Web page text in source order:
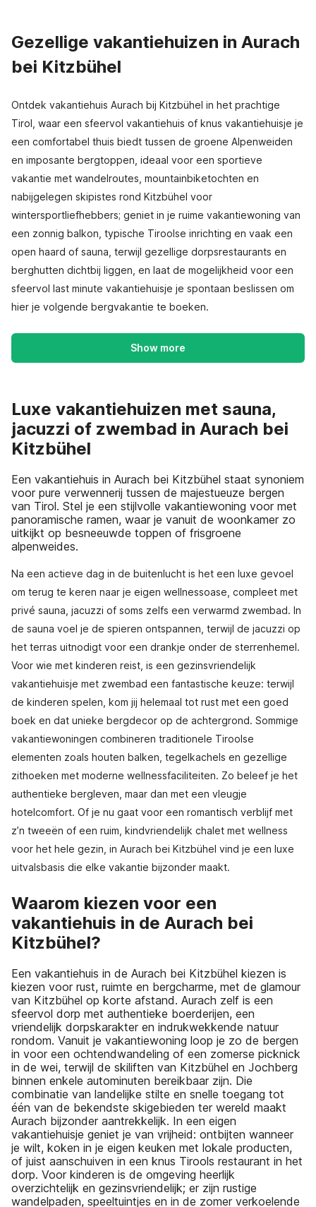
Gezellige vakantiehuizen in Aurach
bei Kitzbühel
Ontdek vakantiehuis Aurach bij Kitzbühel in het prachtige
Tirol, waar een sfeervol vakantiehuis of knus vakantiehuisje je
een comfortabel thuis biedt tussen de groene Alpenweiden
en imposante bergtoppen, ideaal voor een sportieve
vakantie met wandelroutes, mountainbiketochten en
nabijgelegen skipistes rond Kitzbühel voor
wintersportliefhebbers; geniet in je ruime vakantiewoning van
een zonnig balkon, typische Tiroolse inrichting en vaak een
open haard of sauna, terwijl gezellige dorpsrestaurants en
berghutten dichtbij liggen, en laat de mogelijkheid voor een
sfeervol last minute vakantiehuisje je spontaan beslissen om
hier je volgende bergvakantie te boeken.
Show more
Luxe vakantiehuizen met sauna,
jacuzzi of zwembad in Aurach bei
Kitzbühel
Een vakantiehuis in Aurach bei Kitzbühel staat synoniem
voor pure verwennerij tussen de majestueuze bergen
van Tirol. Stel je een stijlvolle vakantiewoning voor met
panoramische ramen, waar je vanuit de woonkamer zo
uitkijkt op besneeuwde toppen of frisgroene
alpenweides.
Na een actieve dag in de buitenlucht is het een luxe gevoel
om terug te keren naar je eigen wellnessoase, compleet met
privé sauna, jacuzzi of soms zelfs een verwarmd zwembad. In
de sauna voel je de spieren ontspannen, terwijl de jacuzzi op
het terras uitnodigt voor een drankje onder de sterrenhemel.
Voor wie met kinderen reist, is een gezinsvriendelijk
vakantiehuisje met zwembad een fantastische keuze: terwijl
de kinderen spelen, kom jij helemaal tot rust met een goed
boek en dat unieke bergdecor op de achtergrond. Sommige
vakantiewoningen combineren traditionele Tiroolse
elementen zoals houten balken, tegelkachels en gezellige
zithoeken met moderne wellnessfaciliteiten. Zo beleef je het
authentieke bergleven, maar dan met een vleugje
hotelcomfort. Of je nu gaat voor een romantisch verblijf met
z’n tweeën of een ruim, kindvriendelijk chalet met wellness
voor het hele gezin, in Aurach bei Kitzbühel vind je een luxe
uitvalsbasis die elke vakantie bijzonder maakt.
Waarom kiezen voor een
vakantiehuis in de Aurach bei
Kitzbühel?
Een vakantiehuis in de Aurach bei Kitzbühel kiezen is
kiezen voor rust, ruimte en bergcharme, met de glamour
van Kitzbühel op korte afstand. Aurach zelf is een
sfeervol dorp met authentieke boerderijen, een
vriendelijk dorpskarakter en indrukwekkende natuur
rondom. Vanuit je vakantiewoning loop je zo de bergen
in voor een ochtendwandeling of een zomerse picknick
in de wei, terwijl de skiliften van Kitzbühel en Jochberg
binnen enkele autominuten bereikbaar zijn. Die
combinatie van landelijke stilte en snelle toegang tot
één van de bekendste skigebieden ter wereld maakt
Aurach bijzonder aantrekkelijk. In een eigen
vakantiehuisje geniet je van vrijheid: ontbijten wanneer
je wilt, koken in je eigen keuken met lokale producten,
of juist aanschuiven in een knus Tirools restaurant in het
dorp. Voor kinderen is de omgeving heerlijk
overzichtelijk en gezinsvriendelijk; er zijn rustige
wandelpaden, speeltuintjes en in de zomer verkoelende